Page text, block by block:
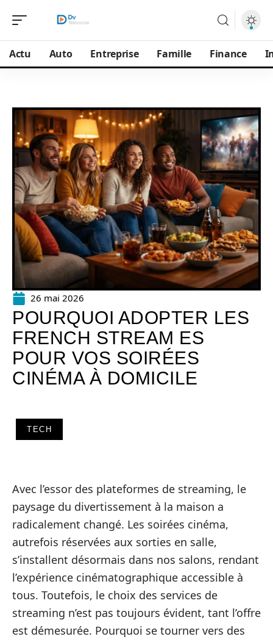
Actu Auto Entreprise Famille Finance
26 mai 2026
POURQUOI ADOPTER LES
FRENCH STREAM ES
POUR VOS SOIRÉES
CINÉMA À DOMICILE
TECH
Avec l’essor des plateformes de streaming, le
paysage du divertissement à la maison a
radicalement changé. Les soirées cinéma,
autrefois réservées aux sorties en salle,
s’installent désormais dans nos salons, rendant
l’expérience cinématographique accessible à
tous. Toutefois, le choix des services de
streaming n’est pas toujours évident, tant l’offre
est démesurée. Pourquoi se tourner vers des